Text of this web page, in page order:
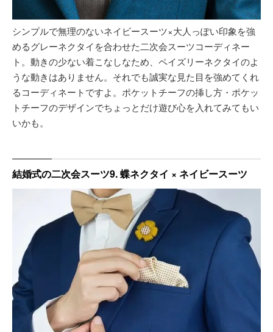
シンプルで無理のないネイビースーツ×大人っぽい印象を強
めるグレーネクタイを合わせた二次会スーツコーディネー
ト。動きの少ない着こなしなため、ペイズリーネクタイのよ
うな動きはありません。それでも誠実な見た目を強めてくれ
るコーディネートですよ。ポケットチーフの挿し方・ポケッ
トチーフのデザインでちょっとだけ遊び心を入れてみてもい
いかも。
結婚式の二次会スーツ9. 蝶ネクタイ × ネイビースーツ